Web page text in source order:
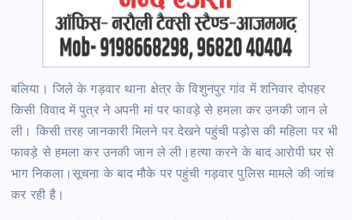
बलिया। जिले के गड़वार थाना क्षेत्र के विशुनपुर गांव में शनिवार दोपहर
किसी विवाद में पुत्र ने अपनी मां पर फावड़े से हमला कर उनकी जान ले
ली। किसी तरह जानकारी मिलने पर देखने पहुंची पड़ोस की महिला पर भी
फावड़े से हमला कर उनकी जान ले ली।हत्या करने के बाद आरोपी घर से
भाग निकला।सूचना के बाद मौके पर पहुंची गड़वार पुलिस मामले की जांच
कर रही है।